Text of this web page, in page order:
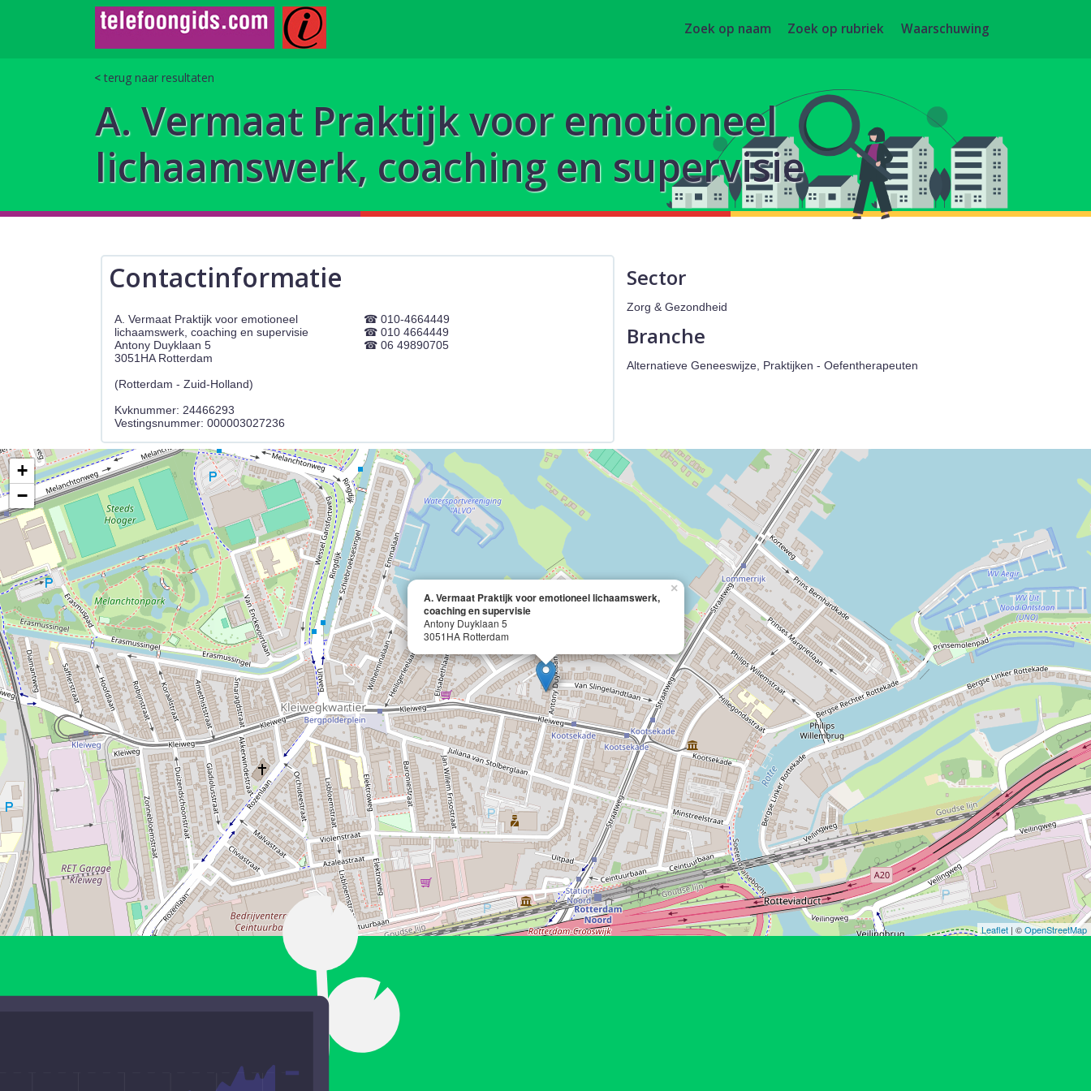
Zoek op naam Zoek op rubriek Waarschuwing
terug naar resultaten
A. Vermaat Praktijk voor emotioneel
lichaamswerk, coaching en supervisie
Contactinformatie
A. Vermaat Praktijk voor emotioneel
lichaamswerk, coaching en supervisie
Antony Duyklaan 5
3051HA Rotterdam
(Rotterdam - Zuid-Holland)
Kvknummer: 24466293
010-4664449
010 4664449
06 49890705
Sector
Zorg & Gezondheid
Branche
Alternatieve Geneeswijze, Praktijken - Oefentherapeuten
A. Vermaat Praktijk voor emotioneel lichaamswerk,
coaching en supervisie
Antony Duyklaan 5
3051HA Rotterdam
×
+
−
Leaflet | ©OpenStreetMap